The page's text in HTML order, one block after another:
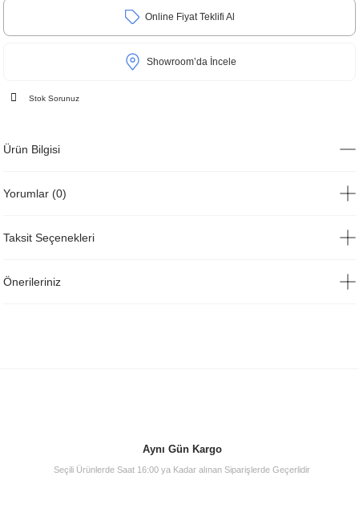
Online Fiyat Teklifi Al
Showroom’da İncele
Stok Sorunuz
Ürün Bilgisi
Yorumlar (0)
Taksit Seçenekleri
Önerileriniz
Aynı Gün Kargo
Seçili Ürünlerde Saat 16:00 ya Kadar alınan Siparişlerde Geçerlidir